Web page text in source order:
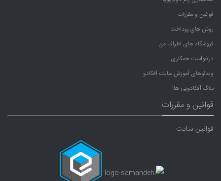
قوانین و مقررات
روش های پرداخت
فروشگاه های اطراف من
درخواست همکاری
ویدئوهای آموزش سایت آفکادو
بلاگ آفکادویی ها!
قوانین و مقررات
قوانین سایت